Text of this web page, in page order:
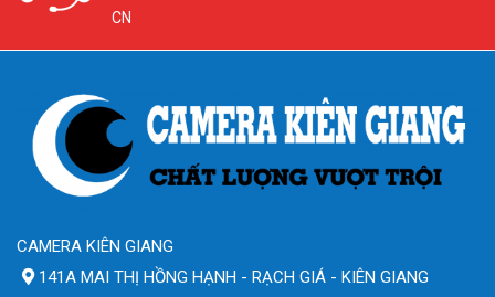
CN
CAMERA KIÊN GIANG
141A MAI THỊ HỒNG HẠNH - RẠCH GIÁ - KIÊN GIANG